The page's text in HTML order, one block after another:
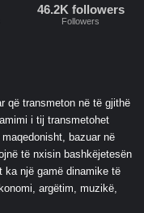
46.2K followers
Followers
që transmeton në të gjithë
i tij transmetohet
bazuar në
të nxisin bashkëjetesën
ka një gamë dinamike të
argëtim, muzikë,